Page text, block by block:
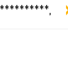
***********,